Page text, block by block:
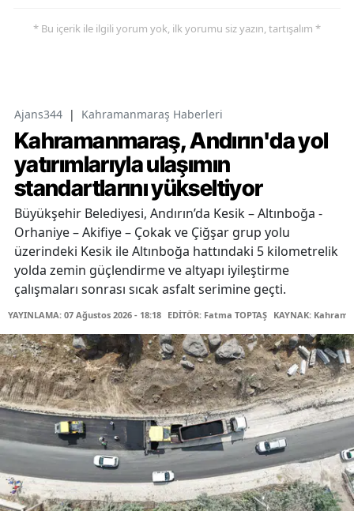
* Bu içerik ile ilgili yorum yok, ilk yorumu siz yazın, tartışalım *
Ajans344 | Kahramanmaraş Haberleri
Kahramanmaraş, Andırın'da yol
yatırımlarıyla ulaşımın
standartlarını yükseltiyor
Büyükşehir Belediyesi, Andırın’da Kesik – Altınboğa -
Orhaniye – Akifiye – Çokak ve Çiğşar grup yolu
üzerindeki Kesik ile Altınboğa hattındaki 5 kilometrelik
yolda zemin güçlendirme ve altyapı iyileştirme
çalışmaları sonrası sıcak asfalt serimine geçti.
YAYINLAMA: 07 Ağustos 2026 - 18:18 EDİTÖR: Fatma TOPTAŞ KAYNAK: